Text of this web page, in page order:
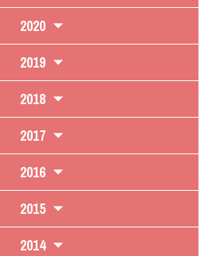
2020
2019
2018
2017
2016
2015
2014